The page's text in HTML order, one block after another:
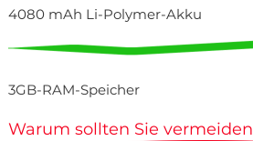
4080 mAh Li-Polymer-Akku
3GB-RAM-Speicher
Warum sollten Sie vermeiden